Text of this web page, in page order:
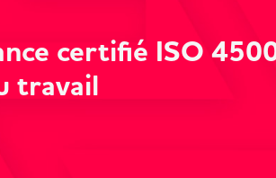
certifié ISO
travail